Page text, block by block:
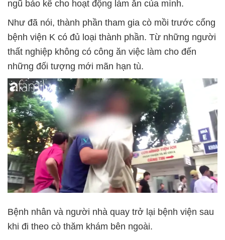
ngũ bảo kê cho hoạt động làm ăn của mình.
Như đã nói, thành phần tham gia cò mồi trước cổng
bệnh viện K có đủ loại thành phần. Từ những người
thất nghiệp không có công ăn việc làm cho đến
những đối tượng mới mãn hạn tù.
Bệnh nhân và người nhà quay trở lại bệnh viện sau
khi đi theo cò thăm khám bên ngoài.